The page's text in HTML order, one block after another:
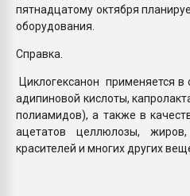
пятнадцатому октября
оборудования.
Справка.
Циклогексанон применяется в
адипиновой кислоты,
полиамидов), а также в
ацетатов целлюлозы,
красителей и многих других